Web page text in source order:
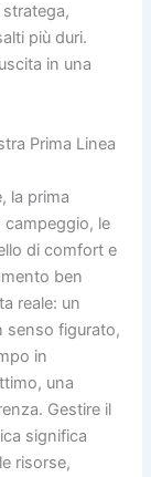
più duri.
in una
Prima Linea
la prima
le
di comfort e
ben
reale: un
senso figurato,
in
una
Gestire il
significa
risorse,